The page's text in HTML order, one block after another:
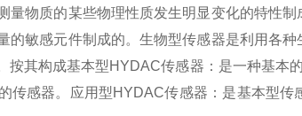
量物质的某些物理性质发生明显变化的特性
的敏感元件制成的。生物型传感器是利用各
按其构成基本型HYDAC传感器：是一种基本
传感器。应用型HYDAC传感器：是基本型